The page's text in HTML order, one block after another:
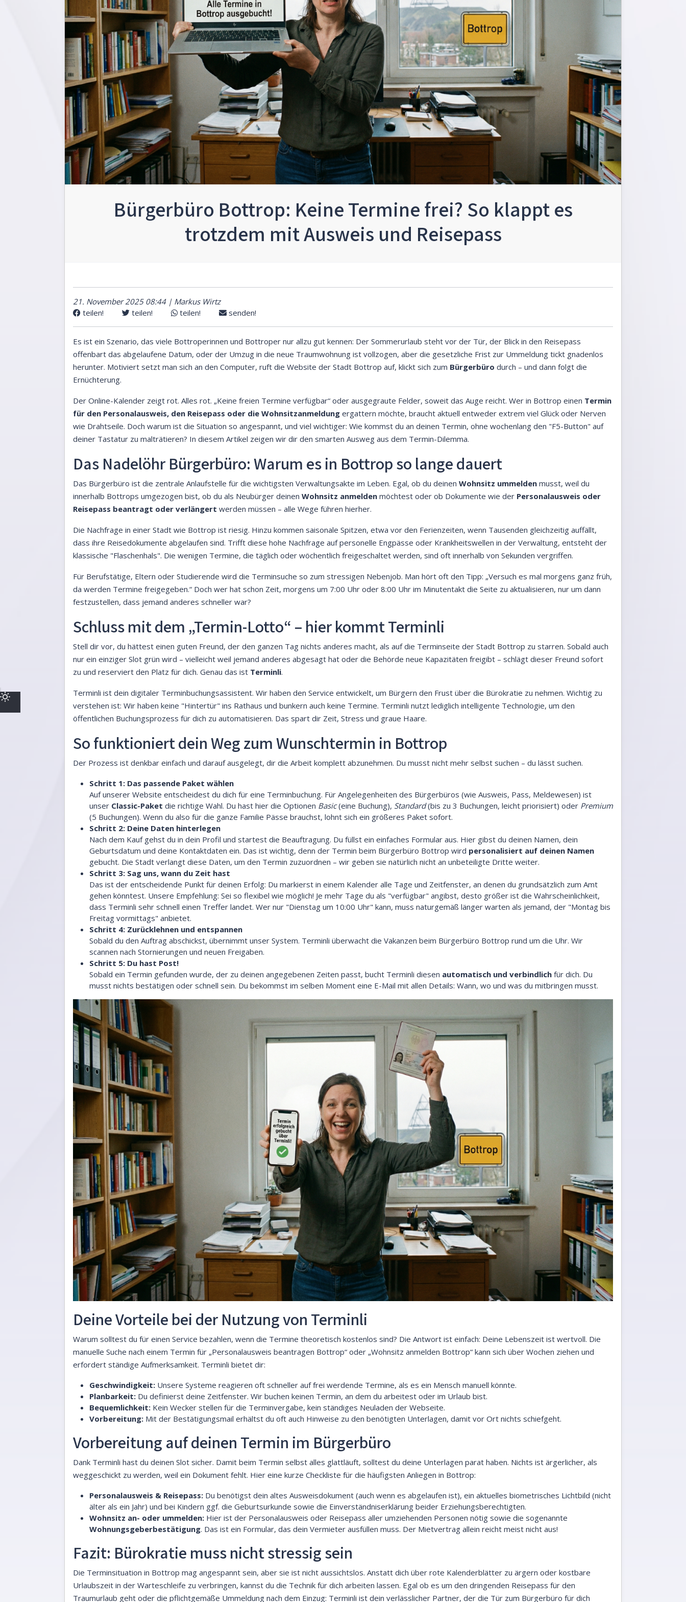
Bürgerbüro Bottrop: Keine Termine frei? So klappt es
trotzdem mit Ausweis und Reisepass
21. November 2025 08:44 | Markus Wirtz
teilen!
teilen! teilen! senden!
Es ist ein Szenario, das viele Bottroperinnen und Bottroper nur allzu gut kennen: Der Sommerurlaub steht vor der Tür, der Blick in den Reisepass
offenbart das abgelaufene Datum, oder der Umzug in die neue Traumwohnung ist vollzogen, aber die gesetzliche Frist zur Ummeldung tickt gnadenlos
herunter. Motiviert setzt man sich an den Computer, ruft die Website der Stadt Bottrop auf, klickt sich zum Bürgerbüro durch – und dann folgt die
Ernüchterung.
Der Online-Kalender zeigt rot. Alles rot. „Keine freien Termine verfügbar“ oder ausgegraute Felder, soweit das Auge reicht. Wer in Bottrop einen Termin
für den Personalausweis, den Reisepass oder die Wohnsitzanmeldung ergattern möchte, braucht aktuell entweder extrem viel Glück oder Nerven
wie Drahtseile. Doch warum ist die Situation so angespannt, und viel wichtiger: Wie kommst du an deinen Termin, ohne wochenlang den "F5-Button" auf
deiner Tastatur zu malträtieren? In diesem Artikel zeigen wir dir den smarten Ausweg aus dem Termin-Dilemma.
Das Nadelöhr Bürgerbüro: Warum es in Bottrop so lange dauert
Das Bürgerbüro ist die zentrale Anlaufstelle für die wichtigsten Verwaltungsakte im Leben. Egal, ob du deinen Wohnsitz ummelden musst, weil du
innerhalb Bottrops umgezogen bist, ob du als Neubürger deinen Wohnsitz anmelden möchtest oder ob Dokumente wie der Personalausweis oder
Reisepass beantragt oder verlängert werden müssen – alle Wege führen hierher.
Die Nachfrage in einer Stadt wie Bottrop ist riesig. Hinzu kommen saisonale Spitzen, etwa vor den Ferienzeiten, wenn Tausenden gleichzeitig auffällt,
dass ihre Reisedokumente abgelaufen sind. Trifft diese hohe Nachfrage auf personelle Engpässe oder Krankheitswellen in der Verwaltung, entsteht der
klassische "Flaschenhals". Die wenigen Termine, die täglich oder wöchentlich freigeschaltet werden, sind oft innerhalb von Sekunden vergriffen.
Für Berufstätige, Eltern oder Studierende wird die Terminsuche so zum stressigen Nebenjob. Man hört oft den Tipp: „Versuch es mal morgens ganz früh,
da werden Termine freigegeben.“ Doch wer hat schon Zeit, morgens um 7:00 Uhr oder 8:00 Uhr im Minutentakt die Seite zu aktualisieren, nur um dann
festzustellen, dass jemand anderes schneller war?
Schluss mit dem „Termin-Lotto“ – hier kommt Terminli
Stell dir vor, du hättest einen guten Freund, der den ganzen Tag nichts anderes macht, als auf die Terminseite der Stadt Bottrop zu starren. Sobald auch
nur ein einziger Slot grün wird – vielleicht weil jemand anderes abgesagt hat oder die Behörde neue Kapazitäten freigibt – schlägt dieser Freund sofort
zu und reserviert den Platz für dich. Genau das ist Terminli.
Terminli ist dein digitaler Terminbuchungsassistent. Wir haben den Service entwickelt, um Bürgern den Frust über die Bürokratie zu nehmen. Wichtig zu
verstehen ist: Wir haben keine "Hintertür" ins Rathaus und bunkern auch keine Termine. Terminli nutzt lediglich intelligente Technologie, um den
öffentlichen Buchungsprozess für dich zu automatisieren. Das spart dir Zeit, Stress und graue Haare.
So funktioniert dein Weg zum Wunschtermin in Bottrop
Der Prozess ist denkbar einfach und darauf ausgelegt, dir die Arbeit komplett abzunehmen. Du musst nicht mehr selbst suchen – du lässt suchen.
Schritt 1: Das passende Paket wählen
Auf unserer Website entscheidest du dich für eine Terminbuchung. Für Angelegenheiten des Bürgerbüros (wie Ausweis, Pass, Meldewesen) ist
unser Classic-Paket die richtige Wahl. Du hast hier die Optionen Basic(eine Buchung), Standard(bis zu 3 Buchungen, leicht priorisiert) oder Premium
(5 Buchungen). Wenn du also für die ganze Familie Pässe brauchst, lohnt sich ein größeres Paket sofort.
Schritt 2: Deine Daten hinterlegen
Nach dem Kauf gehst du in dein Profil und startest die Beauftragung. Du füllst ein einfaches Formular aus. Hier gibst du deinen Namen, dein
Geburtsdatum und deine Kontaktdaten ein. Das ist wichtig, denn der Termin beim Bürgerbüro Bottrop wird personalisiert auf deinen Namen
gebucht. Die Stadt verlangt diese Daten, um den Termin zuzuordnen – wir geben sie natürlich nicht an unbeteiligte Dritte weiter.
Schritt 3: Sag uns, wann du Zeit hast
Das ist der entscheidende Punkt für deinen Erfolg: Du markierst in einem Kalender alle Tage und Zeitfenster, an denen du grundsätzlich zum Amt
gehen könntest. Unsere Empfehlung: Sei so flexibel wie möglich! Je mehr Tage du als "verfügbar" angibst, desto größer ist die Wahrscheinlichkeit,
dass Terminli sehr schnell einen Treffer landet. Wer nur "Dienstag um 10:00 Uhr" kann, muss naturgemäß länger warten als jemand, der "Montag bis
Freitag vormittags" anbietet.
Schritt 4: Zurücklehnen und entspannen
Sobald du den Auftrag abschickst, übernimmt unser System. Terminli überwacht die Vakanzen beim Bürgerbüro Bottrop rund um die Uhr. Wir
scannen nach Stornierungen und neuen Freigaben.
Schritt 5: Du hast Post!
Sobald ein Termin gefunden wurde, der zu deinen angegebenen Zeiten passt, bucht Terminli diesen automatisch und verbindlich für dich. Du
musst nichts bestätigen oder schnell sein. Du bekommst im selben Moment eine E-Mail mit allen Details: Wann, wo und was du mitbringen musst.
Deine Vorteile bei der Nutzung von Terminli
Warum solltest du für einen Service bezahlen, wenn die Termine theoretisch kostenlos sind? Die Antwort ist einfach: Deine Lebenszeit ist wertvoll. Die
manuelle Suche nach einem Termin für „Personalausweis beantragen Bottrop“ oder „Wohnsitz anmelden Bottrop“ kann sich über Wochen ziehen und
erfordert ständige Aufmerksamkeit. Terminli bietet dir:
Geschwindigkeit: Unsere Systeme reagieren oft schneller auf frei werdende Termine, als es ein Mensch manuell könnte.
Planbarkeit: Du definierst deine Zeitfenster. Wir buchen keinen Termin, an dem du arbeitest oder im Urlaub bist.
Bequemlichkeit: Kein Wecker stellen für die Terminvergabe, kein ständiges Neuladen der Webseite.
Vorbereitung: Mit der Bestätigungsmail erhältst du oft auch Hinweise zu den benötigten Unterlagen, damit vor Ort nichts schiefgeht.
Vorbereitung auf deinen Termin im Bürgerbüro
Dank Terminli hast du deinen Slot sicher. Damit beim Termin selbst alles glattläuft, solltest du deine Unterlagen parat haben. Nichts ist ärgerlicher, als
weggeschickt zu werden, weil ein Dokument fehlt. Hier eine kurze Checkliste für die häufigsten Anliegen in Bottrop:
Personalausweis & Reisepass: Du benötigst dein altes Ausweisdokument (auch wenn es abgelaufen ist), ein aktuelles biometrisches Lichtbild (nicht
älter als ein Jahr) und bei Kindern ggf. die Geburtsurkunde sowie die Einverständniserklärung beider Erziehungsberechtigten.
Wohnsitz an- oder ummelden: Hier ist der Personalausweis oder Reisepass aller umziehenden Personen nötig sowie die sogenannte
Wohnungsgeberbestätigung. Das ist ein Formular, das dein Vermieter ausfüllen muss. Der Mietvertrag allein reicht meist nicht aus!
Fazit: Bürokratie muss nicht stressig sein
Die Terminsituation in Bottrop mag angespannt sein, aber sie ist nicht aussichtslos. Anstatt dich über rote Kalenderblätter zu ärgern oder kostbare
Urlaubszeit in der Warteschleife zu verbringen, kannst du die Technik für dich arbeiten lassen. Egal ob es um den dringenden Reisepass für den
Traumurlaub geht oder die pflichtgemäße Ummeldung nach dem Einzug: Terminli ist dein verlässlicher Partner, der die Tür zum Bürgerbüro für dich